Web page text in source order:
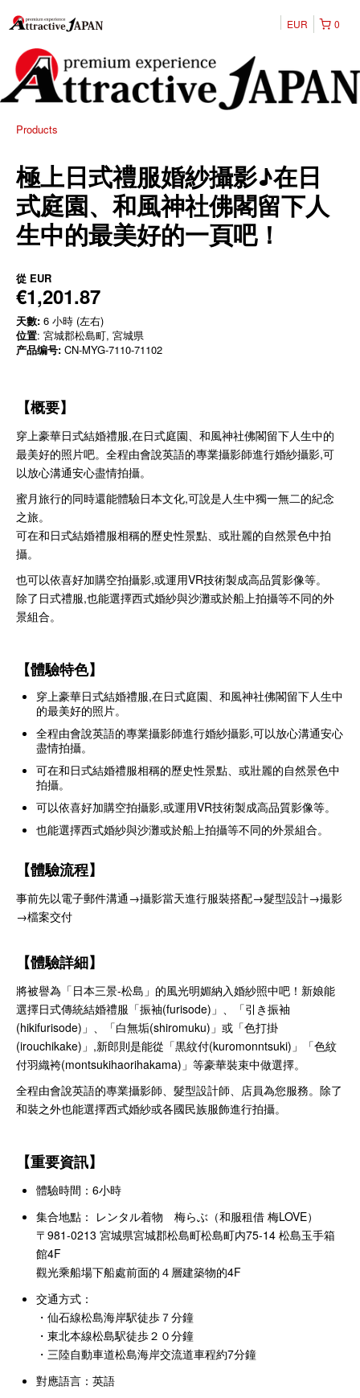
0
EUR
Products
極上日式禮服婚紗攝影♪在日
式庭園、和風神社佛閣留下人
生中的最美好的一頁吧！
從 EUR
€1,201.87
天數: 6 小時 (左右)
位置: 宮城郡松島町, 宮城県
产品编号: CN-MYG-7110-71102
【概要】
穿上豪華日式結婚禮服,在日式庭園、和風神社佛閣留下人生中的
最美好的照片吧。全程由會說英語的專業攝影師進行婚紗攝影,可
以放心溝通安心盡情拍攝。
蜜月旅行的同時還能體驗日本文化,可說是人生中獨一無二的紀念
之旅。
可在和日式結婚禮服相稱的歷史性景點、或壯麗的自然景色中拍
攝。
也可以依喜好加購空拍攝影,或運用VR技術製成高品質影像等。
除了日式禮服,也能選擇西式婚紗與沙灘或於船上拍攝等不同的外
景組合。
【體驗特色】
穿上豪華日式結婚禮服,在日式庭園、和風神社佛閣留下人生中
的最美好的照片。
全程由會說英語的專業攝影師進行婚紗攝影,可以放心溝通安心
盡情拍攝。
可在和日式結婚禮服相稱的歷史性景點、或壯麗的自然景色中
拍攝。
可以依喜好加購空拍攝影,或運用VR技術製成高品質影像等。
也能選擇西式婚紗與沙灘或於船上拍攝等不同的外景組合。
【體驗流程】
事前先以電子郵件溝通→攝影當天進行服裝搭配→髮型設計→撮影
→檔案交付
【體驗詳細】
將被譽為「日本三景-松島」的風光明媚納入婚紗照中吧！新娘能
選擇日式傳統結婚禮服「振袖(furisode)」、「引き振袖
(hikifurisode)」、「白無垢(shiromuku)」或「色打掛
(irouchikake)」,新郎則是能從「黒紋付(kuromonntsuki)」「色紋
付羽織袴(montsukihaorihakama)」等豪華裝束中做選擇。
全程由會說英語的專業攝影師、髮型設計師、店員為您服務。除了
和裝之外也能選擇西式婚紗或各國民族服飾進行拍攝。
【重要資訊】
體驗時間：6小時
集合地點： レンタル着物 梅らぶ（和服租借 梅LOVE）
〒981-0213 宮城県宮城郡松島町松島町内75-14 松島玉手箱
館4F
觀光乘船場下船處前面的４層建築物的4F
交通方式：
・仙石線松島海岸駅徒歩７分鐘
・東北本線松島駅徒歩２０分鐘
・ 三陸自動車道松島海岸交流道車程約7分鐘
對應語言：英語